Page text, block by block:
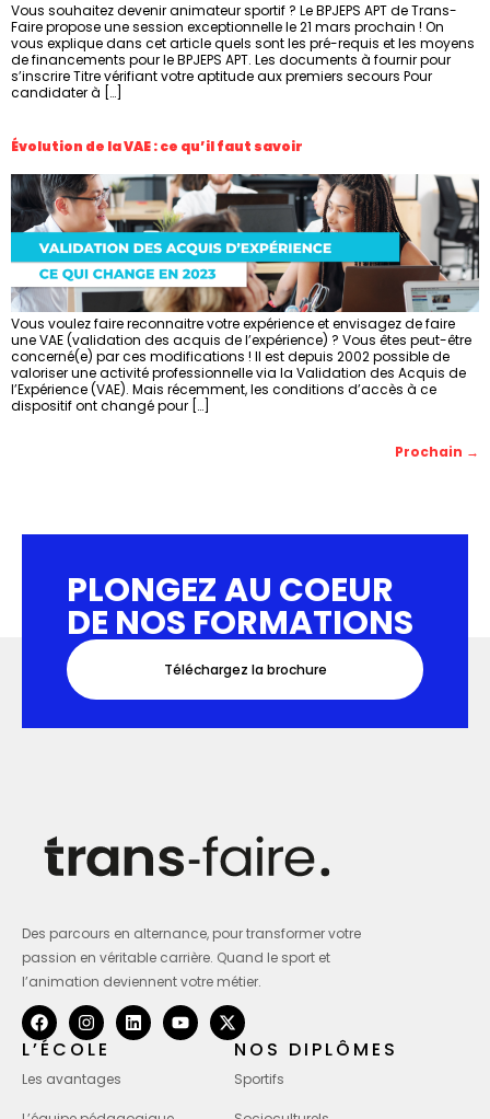
Vous souhaitez devenir animateur sportif ? Le BPJEPS APT de Trans-
Faire propose une session exceptionnelle le 21 mars prochain ! On
vous explique dans cet article quels sont les pré-requis et les moyens
de financements pour le BPJEPS APT. Les documents à fournir pour
s’inscrire Titre vérifiant votre aptitude aux premiers secours Pour
candidater à […]
Évolution de la VAE : ce qu’il faut savoir
Vous voulez faire reconnaitre votre expérience et envisagez de faire
une VAE (validation des acquis de l’expérience) ? Vous êtes peut-être
concerné(e) par ces modifications ! Il est depuis 2002 possible de
valoriser une activité professionnelle via la Validation des Acquis de
l’Expérience (VAE). Mais récemment, les conditions d’accès à ce
dispositif ont changé pour […]
Prochain →
PLONGEZ AU COEUR
DE NOS FORMATIONS
Téléchargez la brochure
Des parcours en alternance, pour transformer votre
passion en véritable carrière. Quand le sport et
l’animation deviennent votre métier.
L’ÉCOLE
Les avantages
NOS DIPLÔMES
Sportifs